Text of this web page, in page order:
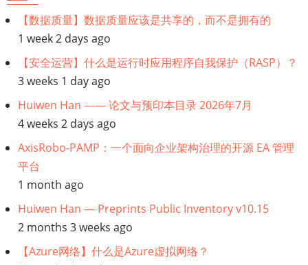
【数据质量】数据质量应该是共享的，而不是拥有的
1 week 2 days ago
【安全运营】什么是运行时应用程序自我保护（RASP）？
3 weeks 1 day ago
Huiwen Han —— 论文与预印本目录 2026年7月
4 weeks 2 days ago
AxisRobo-PAMP：一个面向企业架构治理的开源 EA 管理
平台
1 month ago
Huiwen Han — Preprints Public Inventory v10.15
2 months 3 weeks ago
【Azure网络】什么是Azure虚拟网络？